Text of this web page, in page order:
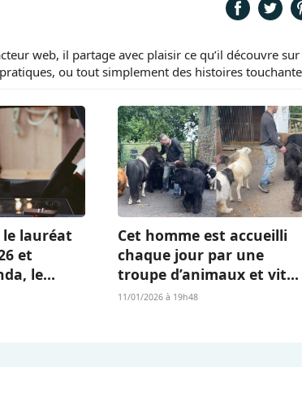
web, il partage avec plaisir ce qu’il découvre
ou tout simplement des histoires
le lauréat
et
le
«
Cet homme est accueilli
chaque jour par une
troupe d’animaux et vit
l’existence dont beaucoup
11/01/2026 à 19h48